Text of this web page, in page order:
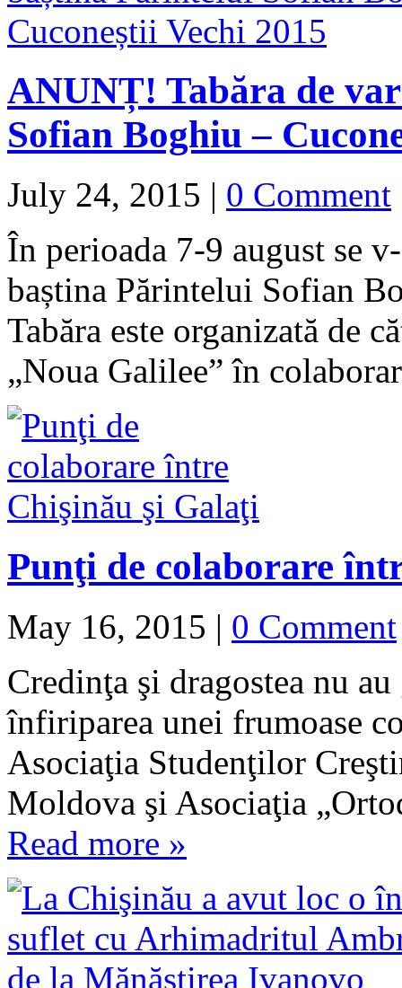
ANUNȚ! Tabăra de
Sofian Boghiu –
July 24, 2015 | 0 Comment
În perioada 7-9 august se
baștina Părintelui Sofian
Tabăra este organizată de
„Noua Galilee” în
Punţi de colaborare
May 16, 2015 | 0 Comment
Credinţa şi dragostea nu
înfiriparea unei frumoase
Asociaţia Studenţilor
Moldova şi Asociaţia
Read more »